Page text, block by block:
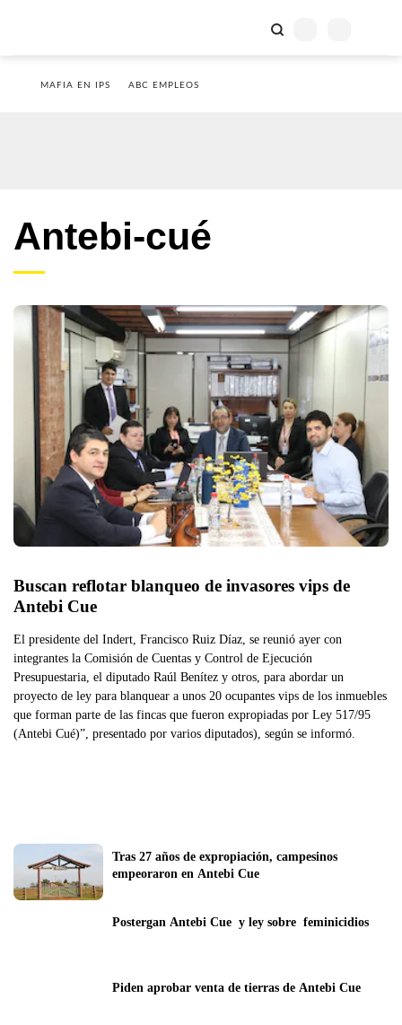
MAFIA EN IPS ABC EMPLEOS
Antebi-cué
Buscan reflotar blanqueo de invasores vips de
Antebi Cue
El presidente del Indert, Francisco Ruiz Díaz, se reunió ayer con
integrantes la Comisión de Cuentas y Control de Ejecución
Presupuestaria, el diputado Raúl Benítez y otros, para abordar un
proyecto de ley para blanquear a unos 20 ocupantes vips de los inmuebles
que forman parte de las fincas que fueron expropiadas por Ley 517/95
(Antebi Cué)”, presentado por varios diputados), según se informó.
Tras 27 años de expropiación, campesinos
empeoraron en Antebi Cue
Postergan Antebi Cue  y ley sobre  feminicidios
Piden aprobar venta de tierras de Antebi Cue